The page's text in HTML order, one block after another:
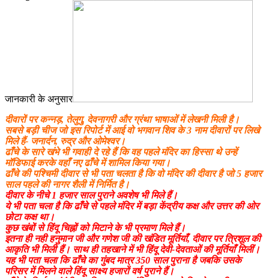
जानकारी के अनुसार
दीवारों पर कन्नड़, तेलुगु, देवनागरी और ग्रंथा भाषाओं में लेखनी मिली है।
सबसे बड़ी चीज जो इस रिपोर्ट में आई वो भगवान शिव के 3 नाम दीवारों पर लिखे
मिले हैं- जनार्दन, रुद्र और ओमेश्वर।
ढाँचे के सारे खंभे भी गवाही दे रहे हैं कि वह पहले मंदिर का हिस्सा थे उन्हें
मॉडिफाई करके वहाँ नए ढाँचे में शामिल किया गया।
ढाँचे की पश्चिमी दीवार से भी पता चलता है कि वो मंदिर की दीवार है जो 5 हजार
साल पहले की नागर शैली में निर्मित है।
दीवार के नीचे 1 हजार साल पुराने अवशेष भी मिले हैं।
ये भी पता चला है कि ढाँचे से पहले मंदिर में बड़ा केंद्रीय कक्ष और उत्तर की ओर
छोटा कक्ष था।
कुछ खंबों से हिंदू चिह्नों को मिटाने के भी प्रमाण मिले हैं।
इतना ही नही हनुमान जी और गणेश जी की खंडित मूर्तियाँ, दीवार पर त्रिशूल की
आकृति भी मिली हैं। साथ ही तहखाने में भी हिंदू देवी-देवताओं की मूर्तियाँ मिलीं।
यह भी पता चला कि ढाँचे का गुंबद मात्र 350 साल पुराना है जबकि उसके
परिसर में मिलने वाले हिंदू साक्ष्य हजारों वर्ष पुराने हैं।